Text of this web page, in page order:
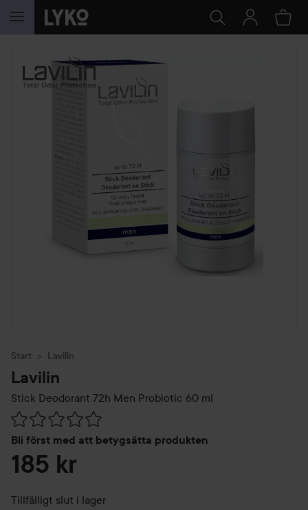
HOPPA TILL INNEHÅLLET
Start Lavilin
Lavilin
Stick Deodorant 72h Men Probiotic 60 ml
Bli först med att betygsätta produkten
Hoppa till Betyg & kommentarer
185 kr
Tillfälligt slut i lager